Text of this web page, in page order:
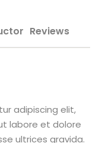
Reviews
adipiscing elit,
labore et dolore
ultrices gravida.